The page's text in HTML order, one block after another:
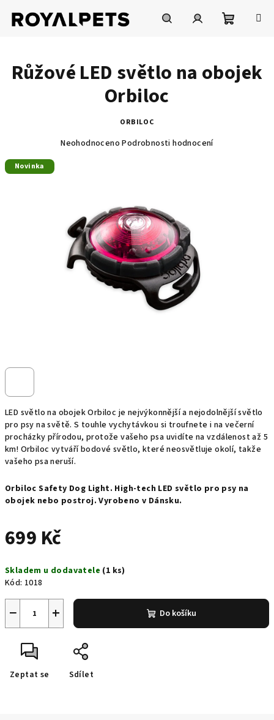
obsah
košík
LED světlo na obojek Orbiloc je nejvýkonnější a nejodolnější světlo
pro psy na světě. S touhle vychytávkou si troufnete i na večerní
procházky přírodou, protože vašeho psa uvidíte na vzdálenost až 5
km! Orbiloc vytváří bodové světlo, které neosvětluje okolí, takže
vašeho psa neruší.
Orbiloc Safety Dog Light. High-tech LED světlo pro psy na
obojek nebo postroj. Vyrobeno v Dánsku.
699 Kč
cena:
Skladem u dodavatele (1 ks)
Kód: 1018
+
− Do košíku
Zeptat se Sdílet
Růžové LED světlo na obojek
Orbiloc
ORBILOC
produktu
Neohodnoceno Podrobnosti hodnocení
Novinka